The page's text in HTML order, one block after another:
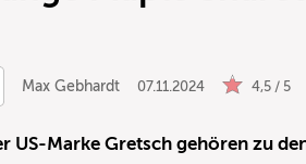
Max Gebhardt 07.11.2024 4,5 / 5
US-Marke Gretsch gehören zu